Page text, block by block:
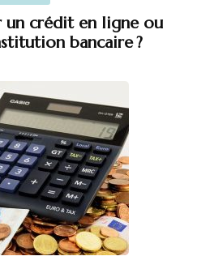
un crédit en ligne ou
bancaire ?